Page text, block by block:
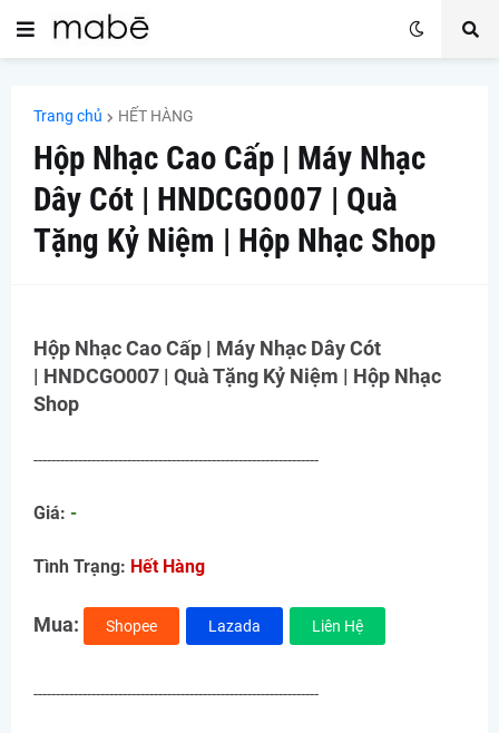
Trang chủ HẾT HÀNG
Hộp Nhạc Cao Cấp | Máy Nhạc
Dây Cót | HNDCGO007 | Quà
Tặng Kỷ Niệm | Hộp Nhạc Shop
Hộp Nhạc Cao Cấp | Máy Nhạc Dây Cót
| HNDCGO007 | Quà Tặng Kỷ Niệm | Hộp Nhạc
Shop
----------------------------------------------------------------
Giá: -
Tình Trạng: Hết Hàng
Mua: Shopee Lazada Liên Hệ
----------------------------------------------------------------